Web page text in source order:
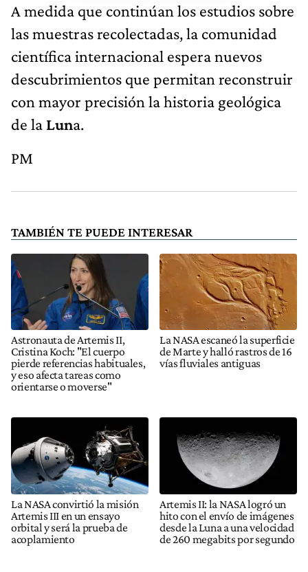
A medida que continúan los estudios sobre
las muestras recolectadas, la comunidad
científica internacional espera nuevos
descubrimientos que permitan reconstruir
con mayor precisión la historia geológica
de la Luna.
PM
TAMBIÉN TE PUEDE INTERESAR
Astronauta de Artemis II,
Cristina Koch: "El cuerpo
pierde referencias habituales,
y eso afecta tareas como
orientarse o moverse"
La NASA escaneó la superficie
de Marte y halló rastros de 16
vías fluviales antiguas
La NASA convirtió la misión
Artemis III en un ensayo
orbital y será la prueba de
acoplamiento
Artemis II: la NASA logró un
hito con el envío de imágenes
desde la Luna a una velocidad
de 260 megabits por segundo